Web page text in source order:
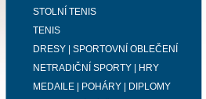
STOLNÍ TENIS
TENIS
DRESY | SPORTOVNÍ OBLEČENÍ
NETRADIČNÍ SPORTY | HRY
MEDAILE | POHÁRY | DIPLOMY